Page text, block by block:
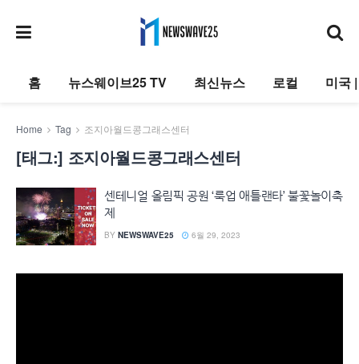
홈 뉴스웨이브25 TV 최신뉴스 로컬 미국
Home Tag 조지아월드콩그래스센터
[태그:] 조지아월드콩그래스센터
센테니얼 올림픽 공원 ‘룩업 애틀랜타’ 불꽃놀이축
제
BY NEWSWAVE25 6월 29, 2023